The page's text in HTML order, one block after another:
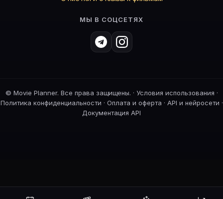
МЫ В СОЦСЕТЯХ
© Movie Planner. Все права защищены. · Условия использования ·
Политика конфиденциальности · Оплата и оферта · API и нейросети ·
Документация API